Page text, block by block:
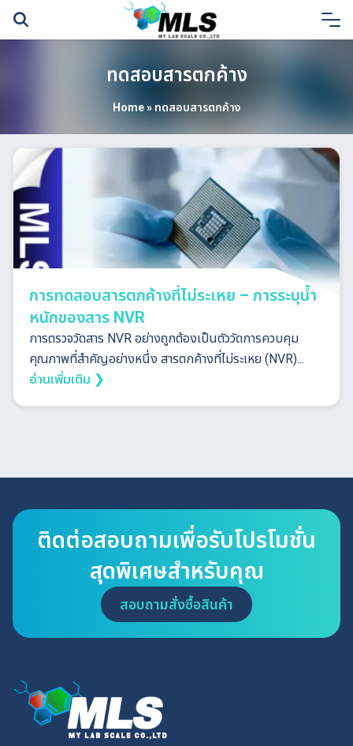
Skip
ทดสอบสารตกค้าง
Home» ทดสอบสารตกค้าง
การทดสอบสารตกค้างที่ไม่ระเหย – การระบุน้ำ
หนักของสาร NVR
การตรวจวัดสาร NVR อย่างถูกต้องเป็นตัววัดการควบคุม
คุณภาพที่สำคัญอย่างหนึ่ง สารตกค้างที่ไม่ระเหย (NVR)...
อ่านเพิ่มเติม ❯
ติดต่อสอบถามเพื่อรับโปรโมชั่น
สุดพิเศษสำหรับคุณ
สอบถามสั่งซื้อสินค้า